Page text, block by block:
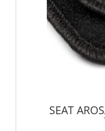
SEAT